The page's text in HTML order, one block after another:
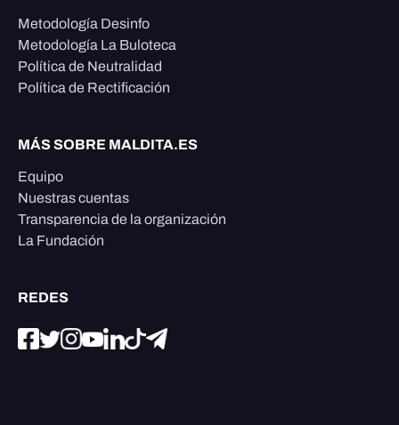
Metodología Desinfo
Metodología La Buloteca
Política de Neutralidad
Política de Rectificación
MÁS SOBRE MALDITA.ES
Equipo
Nuestras cuentas
Transparencia de la organización
La Fundación
REDES